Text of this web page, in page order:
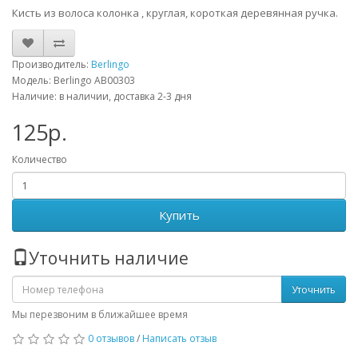
Кисть из волоса колонка , круглая, короткая деревянная ручка.
Производитель: Berlingo
Модель: Berlingo AB00303
Наличие: в наличии, доставка 2-3 дня
125р.
Количество
Купить
Уточнить наличие
Уточнить
Мы перезвоним в ближайшее время
0 отзывов/ Написать отзыв